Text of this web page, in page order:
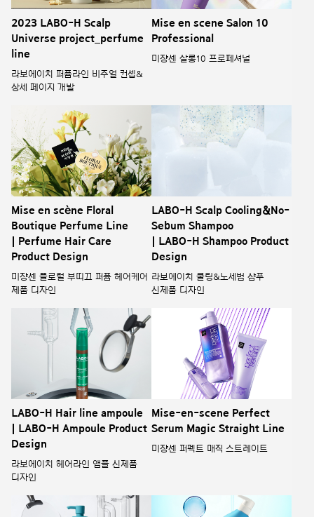
2023 LABO-H Scalp
Universe project_perfume
line
라보에이치 퍼퓸라인 비주얼 컨셉&
상세 페이지 개발
Mise en scene Salon 10
Professional
미쟝센 살롱10 프로페셔널
Mise en scène Floral
Boutique Perfume Line
| Perfume Hair Care
Product Design
미쟝센 플로럴 부띠끄 퍼퓸 헤어케어
제품 디자인
LABO-H Scalp Cooling&No-
Sebum Shampoo
| LABO-H Shampoo Product
Design
라보에이치 쿨링&노세범 샴푸
신제품 디자인
LABO-H Hair line ampoule
| LABO-H Ampoule Product
Design
라보에이치 헤어라인 앰플 신제품
디자인
Mise-en-scene Perfect
Serum Magic Straight Line
미쟝센 퍼펙트 매직 스트레이트